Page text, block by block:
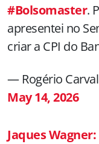
#Bolsomaster.
apresentei no
criar a CPI do
— Rogério
May 14, 2026
Jaques